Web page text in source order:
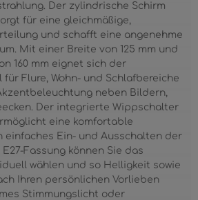
Der zylindrische Schirm
für eine gleichmäßige,
und schafft eine angenehme
Mit einer Breite von 125 mm und
160 mm eignet sich der
Flure, Wohn- und Schlafbereiche
neben Bildern,
Der integrierte Wippschalter
eine komfortable
einfaches Ein- und Ausschalten der
Fassung können Sie das
wählen und so Helligkeit sowie
Ihren persönlichen Vorlieben
Stimmungslicht oder